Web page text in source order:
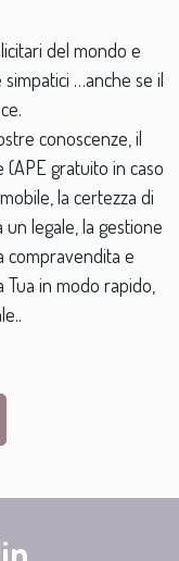
del mondo e
…anche se il
conoscenze, il
gratuito in caso
la certezza di
legale, la gestione
compravendita e
in modo rapido,